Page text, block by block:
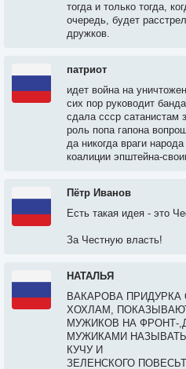
тогда и только тогда,
очередь, будет
дружков.
патриот
идет война на
сих пор руководит
сдала ссср сатанистам
роль попа гапона
да никогда враги
коалиции эпштейна-
Пётр Иванов
Есть такая идея - это
За Честную власть!
НАТАЛЬЯ
ВАКАРОВА ПРИДУРКА
ХОХЛАМ,
МУЖИКОВ НА ФРОНТ-
МУЖИКАМИ
КУЧУ И
ЗЕЛЕНСКОГО